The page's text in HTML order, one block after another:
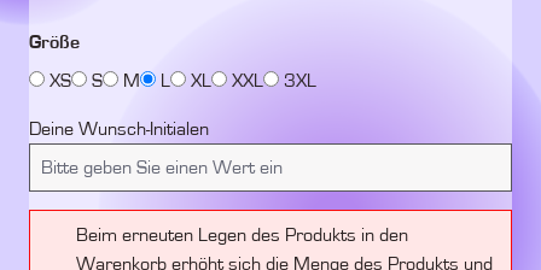
Größeauswählen
XS
S M L XL XXL 3XL
Deine Wunsch-Initialen
Beim erneuten Legen des Produkts in den
Warenkorb erhöht sich die Menge des Produkts und